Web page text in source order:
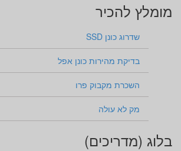
מומלץ להכיר
שדרוג כונן SSD
בדיקת מהירות כונן אפל
השכרת מקבוק פרו
מק לא עולה
בלוג (מדריכים)